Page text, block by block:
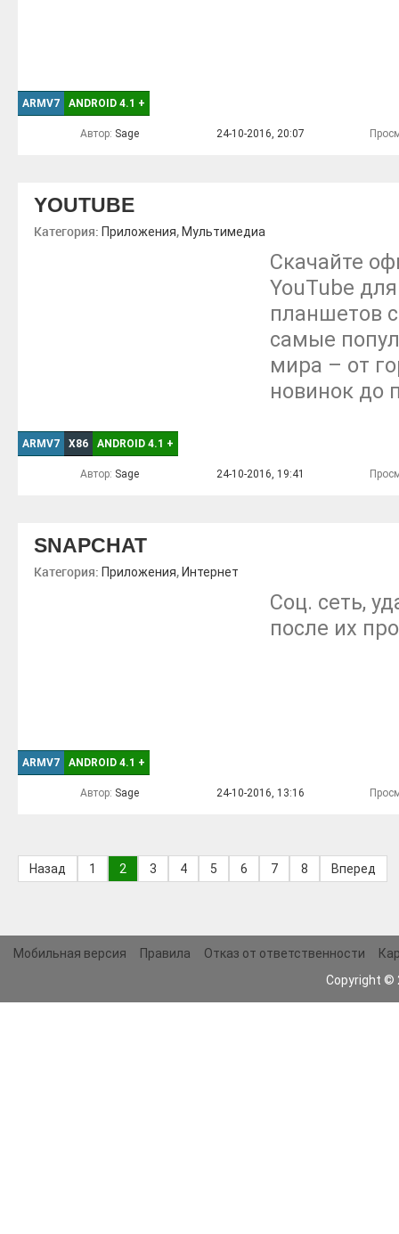
ARMV7 ANDROID 4.1 +
Автор: Sage 24-10-2016, 20:07
YOUTUBE
Категория: Приложения, Мультимедиа
Скачайте
YouTube
планшетов
самые
мира – от
новинок до
ARMV7 X86 ANDROID 4.1 +
Автор: Sage 24-10-2016, 19:41
SNAPCHAT
Категория: Приложения, Интернет
Соц. сеть,
после их
ARMV7 ANDROID 4.1 +
Автор: Sage 24-10-2016, 13:16
Назад 1 2 3 4 5 6 7 8 Вперед
Мобильная версия Правила Отказ от ответственности
Copyright ©